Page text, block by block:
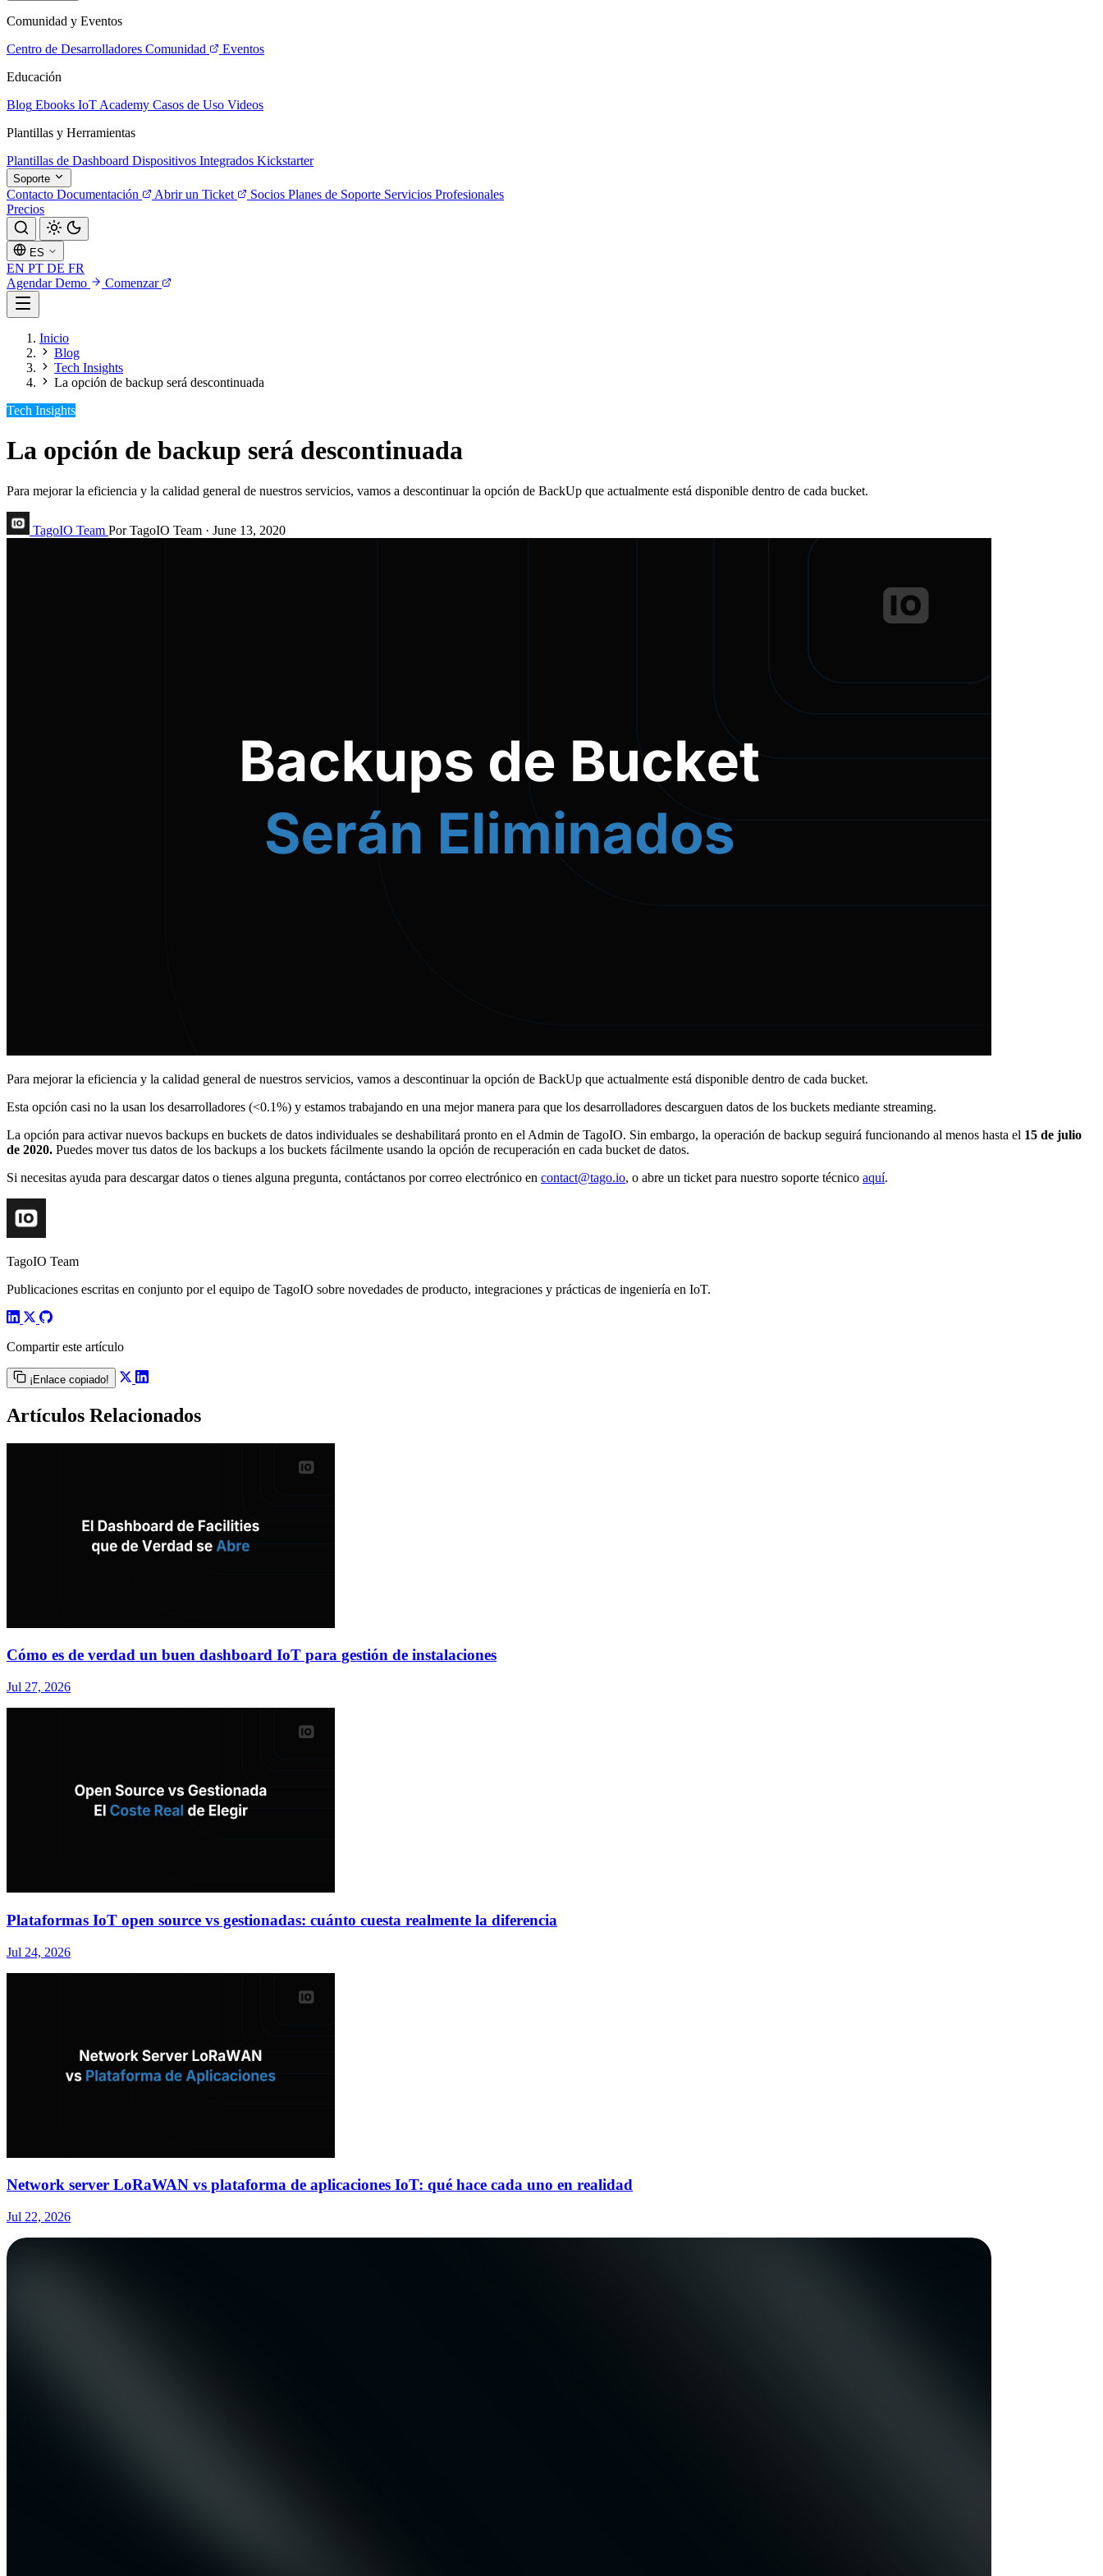
Comunidad y Eventos
Centro de Desarrolladores Comunidad
Eventos
Educación
Blog Ebooks IoT Academy Casos de Uso Videos
Plantillas y Herramientas
Plantillas de Dashboard Dispositivos Integrados Kickstarter
Soporte
Contacto Documentación Abrir un Ticket Socios Planes de Soporte Servicios Profesionales
Precios
ES
EN PT DE FR
Agendar Demo
Comenzar
Inicio
Blog
Tech Insights
La opción de backup será descontinuada
Tech Insights
La opción de backup será descontinuada
Para mejorar la eficiencia y la calidad general de nuestros servicios, vamos a descontinuar la opción de BackUp que actualmente está disponible dentro de cada bucket.
TagoIO Team Por TagoIO Team · June 13, 2020
Para mejorar la eficiencia y la calidad general de nuestros servicios, vamos a descontinuar la opción de BackUp que actualmente está disponible dentro de cada bucket.
Esta opción casi no la usan los desarrolladores (<0.1%) y estamos trabajando en una mejor manera para que los desarrolladores descarguen datos de los buckets mediante streaming.
La opción para activar nuevos backups en buckets de datos individuales se deshabilitará pronto en el Admin de TagoIO. Sin embargo, la operación de backup seguirá funcionando al menos hasta el 15 de julio
de 2020. Puedes mover tus datos de los backups a los buckets fácilmente usando la opción de recuperación en cada bucket de datos.
Si necesitas ayuda para descargar datos o tienes alguna pregunta, contáctanos por correo electrónico en contact@tago.io, o abre un ticket para nuestro soporte técnico aquí.
TagoIO Team
Publicaciones escritas en conjunto por el equipo de TagoIO sobre novedades de producto, integraciones y prácticas de ingeniería en IoT.
Compartir este artículo
¡Enlace copiado!
Artículos Relacionados
Cómo es de verdad un buen dashboard IoT para gestión de instalaciones
Jul 27, 2026
Plataformas IoT open source vs gestionadas: cuánto cuesta realmente la diferencia
Jul 24, 2026
Network server LoRaWAN vs plataforma de aplicaciones IoT: qué hace cada uno en realidad
Jul 22, 2026